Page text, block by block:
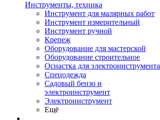
Инструменты, техника
Инструмент для малярных работ
Инструмент измерительный
Инструмент ручной
Крепеж
Оборудование для мастерской
Оборудование строительное
Оснастка для электроинструмента
Спецодежда
Садовый бензо и
электроинструмент
Электроинструмент
Ещё